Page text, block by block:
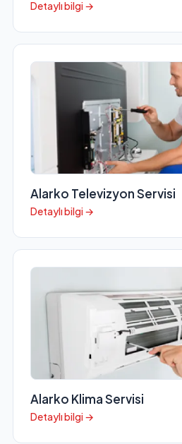
Detaylı bilgi →
Alarko Televizyon Servisi
Detaylı bilgi →
Alarko Klima Servisi
Detaylı bilgi →